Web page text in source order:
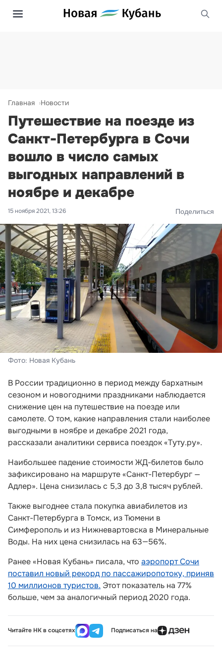
Главная Новости
Путешествие на поезде из
Санкт-Петербурга в Сочи
вошло в число самых
выгодных направлений в
ноябре и декабре
15 ноября 2021, 13:26 Поделиться
Фото: Новая Кубань
В России традиционно в период между бархатным
сезоном и новогодними праздниками наблюдается
снижение цен на путешествие на поезде или
самолете. О том, какие направления стали наиболее
выгодными в ноябре и декабре 2021 года,
рассказали аналитики сервиса поездок «Туту.ру».
Наибольшее падение стоимости ЖД-билетов было
зафиксировано на маршруте «Санкт-Петербург —
Адлер». Цена снизилась с 5,3 до 3,8 тысяч рублей.
Также выгоднее стала покупка авиабилетов из
Санкт-Петербурга в Томск, из Тюмени в
Симферополь и из Нижневартовска в Минеральные
Воды. На них цена снизилась на 63—56%.
Ранее «Новая Кубань» писала, что аэропорт Сочи
поставил новый рекорд по пассажиропотоку, приняв
10 миллионов туристов. Этот показатель на 77%
больше, чем за аналогичный период 2020 года.
Читайте НК в соцсетях Подписаться на